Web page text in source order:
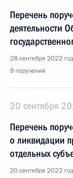
Перечень
деятельности
28 сентября 2022
9 поручений
20 сентября
Перечень
о ликвидации
отдельных
20 сентября 2022